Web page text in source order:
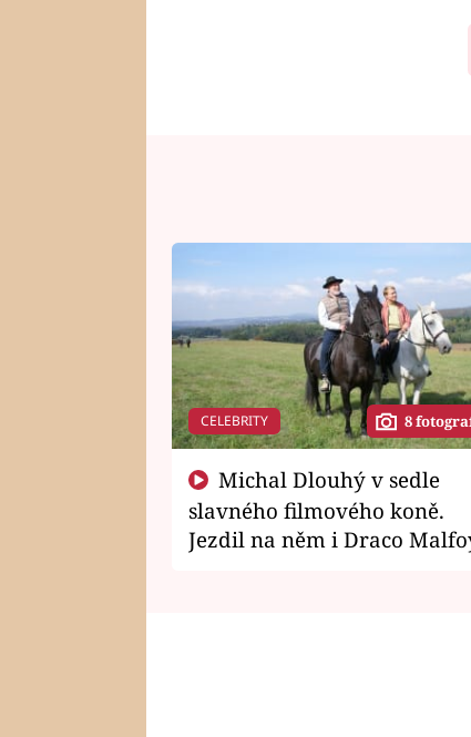
CELEBRITY 8
slavného filmového koně.
Jezdil na něm i Draco